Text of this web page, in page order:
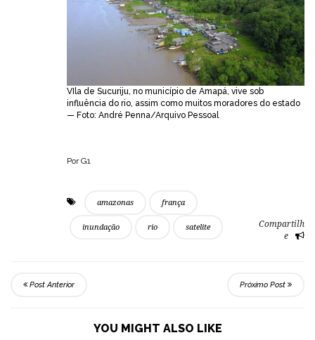
VIla de Sucuriju, no município de Amapá, vive sob
influência do rio, assim como muitos moradores do estado
— Foto: André Penna/Arquivo Pessoal
Por G1
amazonas frança
inundação rio satelite
Compartilh
e
Post Anterior Próximo Post
YOU MIGHT ALSO LIKE